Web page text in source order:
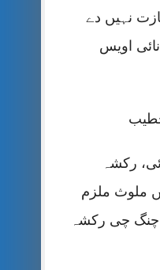
نہیں دے
اویس
رکشہ
ملوث ملزم
چنگ چی رکشہ